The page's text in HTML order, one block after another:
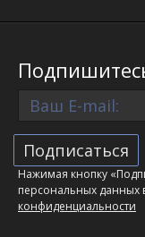
Нажимая кнопку
персональных данных
конфиденциальности